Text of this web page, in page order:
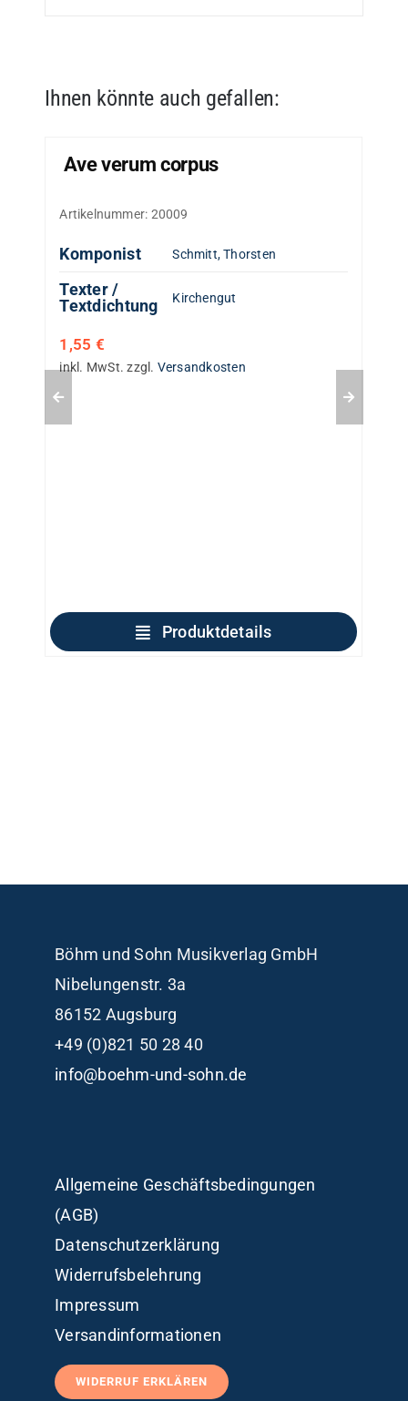
Ihnen könnte auch gefallen:
Ave verum corpus
Artikelnummer: 20009
Komponist Schmitt, Thorsten
Texter /
Textdichtung
Kirchengut
1,55 €
inkl. MwSt. zzgl. Versandkosten
Produktdetails
Böhm und Sohn Musikverlag GmbH
Nibelungenstr. 3a
86152 Augsburg
+49 (0)821 50 28 40
info@boehm-und-sohn.de
Allgemeine Geschäftsbedingungen
(AGB)
Datenschutzerklärung
Widerrufsbelehrung
Impressum
Versandinformationen
WIDERRUF ERKLÄREN